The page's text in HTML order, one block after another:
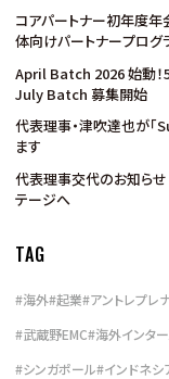
コアパートナー初年度年
体向けパートナープロ
April Batch 2026 始動
July Batch 募集開始
代表理事・津吹達也が
ます
代表理事交代のお知ら
テージへ
TAG
#海外#起業#アントレプレ
#武蔵野EMC#海外インタ
#シンガポール#インドネシ